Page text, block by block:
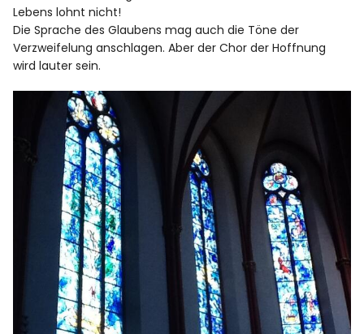
Lebens lohnt nicht!
Die Sprache des Glaubens mag auch die Töne der
Verzweifelung anschlagen. Aber der Chor der Hoffnung
wird lauter sein.